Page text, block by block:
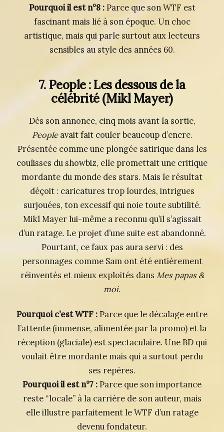
Pourquoi il est n°8 :Parce que son WTF est
fascinant mais lié à son époque. Un choc
artistique, mais qui parle surtout aux lecteurs
sensibles au style des années 60.
7. People : Les dessous de la
célébrité(Mikl Mayer)
Dès son annonce, cinq mois avant la sortie,
Peopleavait fait couler beaucoup d’encre.
Présentée comme une plongée satirique dans les
coulisses du showbiz, elle promettait une critique
mordante du monde des stars. Mais le résultat
déçoit : caricatures trop lourdes, intrigues
surjouées, ton excessif qui noie toute subtilité.
Mikl Mayer lui-même a reconnu qu’il s’agissait
d’un ratage. Le projet d’une suite est abandonné.
Pourtant, ce faux pas aura servi : des
personnages comme Sam ont été entièrement
réinventés et mieux exploités dans Mes papas &
moi.
Pourquoi c’est WTF : Parce que le décalage entre
l’attente (immense, alimentée par la promo) et la
réception (glaciale) est spectaculaire. Une BD qui
voulait être mordante mais qui a surtout perdu
ses repères.
Pourquoi il est n°7 : Parce que son importance
reste “locale” à la carrière de son auteur, mais
elle illustre parfaitement le WTF d’un ratage
devenu fondateur.